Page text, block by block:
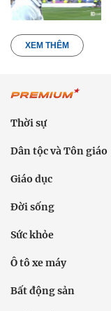
XEM THÊM
Thời sự
Dân tộc và Tôn giáo
Giáo dục
Đời sống
Sức khỏe
Ô tô xe máy
Bất động sản